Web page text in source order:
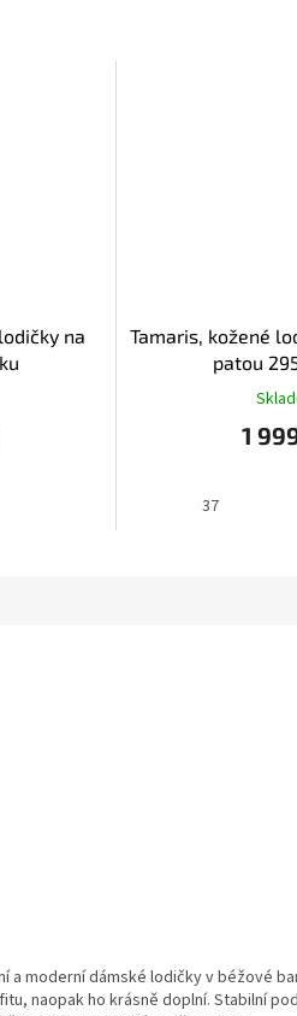
na
Tamaris, kožené
patou
1
37
a moderní dámské lodičky v béžové
naopak ho krásně doplní. Stabilní